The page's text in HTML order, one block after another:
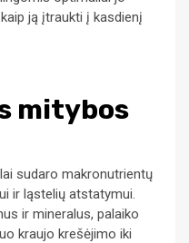
ją įtraukti į kasdienį
mitybos
sudaro makronutrientų
ir ląstelių atstatymui.
ir mineralus, palaiko
kraujo krešėjimo iki